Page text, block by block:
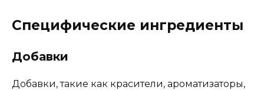
Специфические ингредиенты
Добавки
Добавки, такие как красители, ароматизаторы,